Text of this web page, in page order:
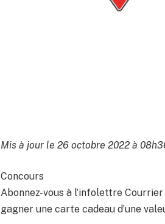
Mis à jour le 26 octobre 2022 à
Concours
Abonnez-vous à l’infolettre
gagner une carte cadeau d’une